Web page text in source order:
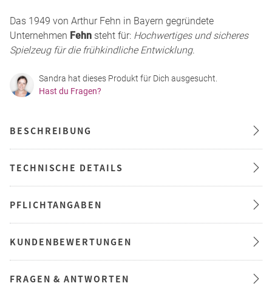
Das 1949 von Arthur Fehn in Bayern gegründete
Unternehmen Fehn steht für: Hochwertiges und sicheres
Spielzeug für die frühkindliche Entwicklung.
Sandra hat dieses Produkt für Dich ausgesucht.
Hast du Fragen?
BESCHREIBUNG
TECHNISCHE DETAILS
PFLICHTANGABEN
KUNDENBEWERTUNGEN
FRAGEN & ANTWORTEN